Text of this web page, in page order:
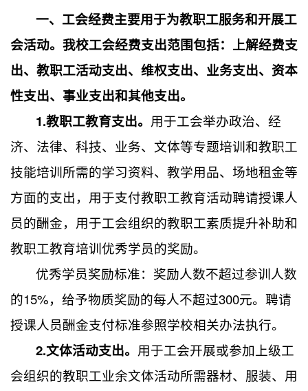
一、 工会经费主要用于为教职工服务和开展工
会活动。 我校工会经费支出范围包括：上解经费支
出、教职工活动支出、维权支出、业务支出、资本
性支出、事业支出和其他支出。
1.教职工教育支出。 用于工会举办政治、经
济、法律、科技、业务、文体等专题培训和教职工
技能培训所需的学习资料、教学用品、场地租金等
方面的支出，用于支付教职工教育活动聘请授课人
员的酬金，用于工会组织的教职工素质提升补助和
教职工教育培训优秀学员的奖励。
优秀学员奖励标准：奖励人数不超过参训人数
的15%，给予物质奖励的每人不超过300元。聘请
授课人员酬金支付标准参照学校相关办法执行。
2.文体活动支出。 用于工会开展或参加上级工
会组织的教职工业余文体活动所需器材、服装、用